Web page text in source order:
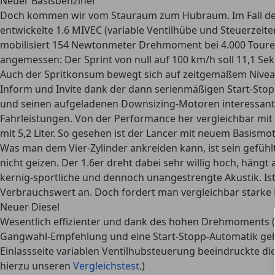
Doch kommen wir vom Stauraum zum Hubraum. Im Fall
entwickelte 1.6 MIVEC (variable Ventilhübe und
mobilisiert 154 Newtonmeter Drehmoment bei 4.000
angemessen: Der Sprint von null auf 100 km/h soll 11,1
Auch der Spritkonsum bewegt sich auf zeitgemäßem
Inform und Invite dank der dann serienmäßigen Start-
und seinen aufgeladenen Downsizing-Motoren
Fahrleistungen. Von der Performance her vergleichbar
mit 5,2 Liter. So gesehen ist der Lancer mit neuem
Was man dem Vier-Zylinder ankreiden kann, ist sein
nicht geizen. Der 1.6er dreht dabei sehr willig hoch,
kernig-sportliche und dennoch unangestrengte Akustik.
Verbrauchswert an. Doch fordert man vergleichbar
Neuer Diesel
Wesentlich effizienter und dank des hohen Drehmoments
Gangwahl-Empfehlung und eine Start-Stopp-Automatik
Einlassseite variablen Ventilhubsteuerung beeindruckte
hierzu unseren Vergleichstest.)